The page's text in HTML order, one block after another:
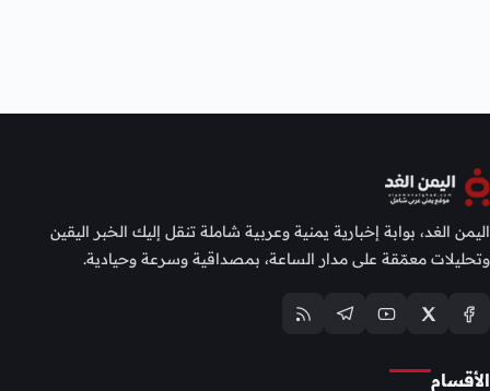
اليمن الغد، بوابة إخبارية يمنية وعربية شاملة تنقل إليك الخبر اليقين
وتحليلات معمّقة على مدار الساعة، بمصداقية وسرعة وحيادية.
الأقسام